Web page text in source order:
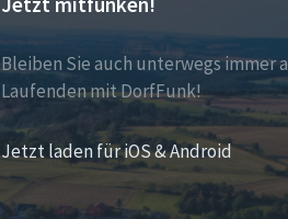
Bleiben Sie auch unterwegs immer
Laufenden mit DorfFunk!
Jetzt laden für iOS & Android